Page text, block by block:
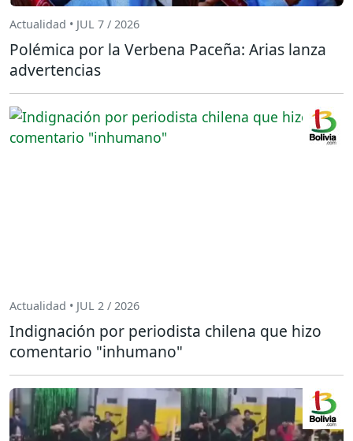
Actualidad • JUL 7 / 2026
Polémica por la Verbena Paceña: Arias lanza
advertencias
Actualidad • JUL 2 / 2026
Indignación por periodista chilena que hizo
comentario "inhumano"